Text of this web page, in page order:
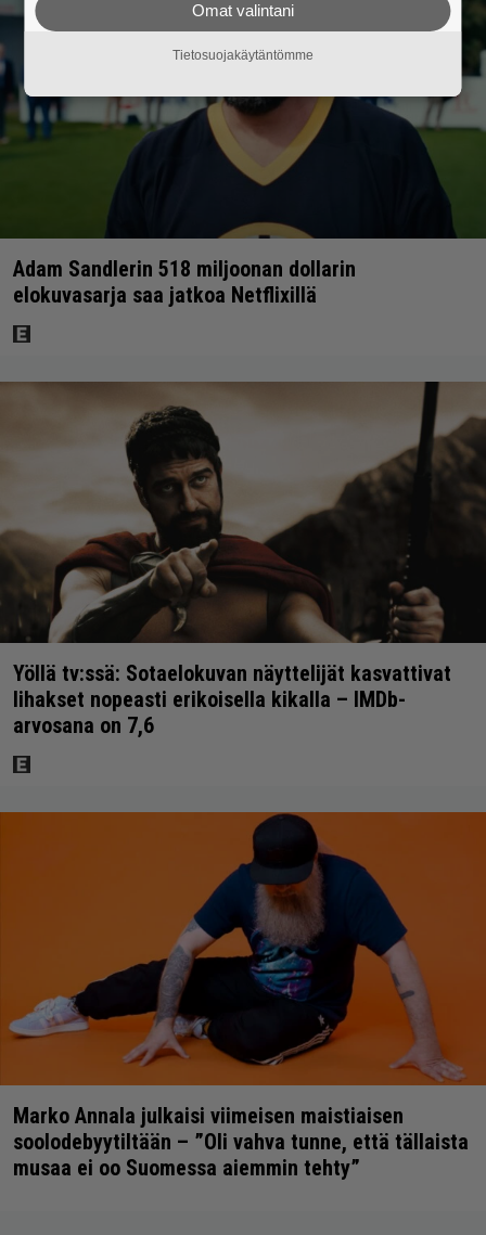
Adam Sandlerin 518 miljoonan dollarin
elokuvasarja saa jatkoa Netflixillä
Yöllä tv:ssä: Sotaelokuvan näyttelijät kasvattivat
lihakset nopeasti erikoisella kikalla – IMDb-
arvosana on 7,6
Marko Annala julkaisi viimeisen maistiaisen
soolodebyytiltään – ”Oli vahva tunne, että tällaista
musaa ei oo Suomessa aiemmin tehty”
Omat valintani
Tietosuojakäytäntömme